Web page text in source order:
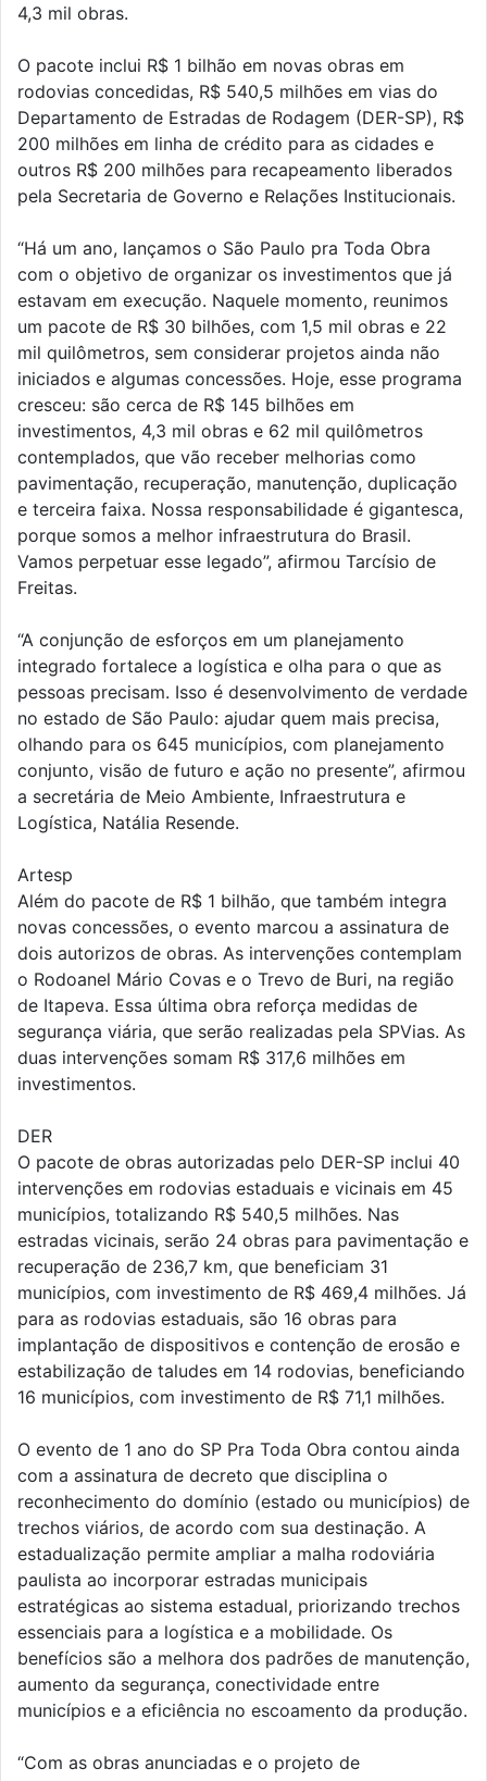
4,3 mil obras.
O pacote inclui R$ 1 bilhão em novas obras em
rodovias concedidas, R$ 540,5 milhões em vias do
Departamento de Estradas de Rodagem (DER-SP), R$
200 milhões em linha de crédito para as cidades e
outros R$ 200 milhões para recapeamento liberados
pela Secretaria de Governo e Relações Institucionais.
“Há um ano, lançamos o São Paulo pra Toda Obra
com o objetivo de organizar os investimentos que já
estavam em execução. Naquele momento, reunimos
um pacote de R$ 30 bilhões, com 1,5 mil obras e 22
mil quilômetros, sem considerar projetos ainda não
iniciados e algumas concessões. Hoje, esse programa
cresceu: são cerca de R$ 145 bilhões em
investimentos, 4,3 mil obras e 62 mil quilômetros
contemplados, que vão receber melhorias como
pavimentação, recuperação, manutenção, duplicação
e terceira faixa. Nossa responsabilidade é gigantesca,
porque somos a melhor infraestrutura do Brasil.
Vamos perpetuar esse legado”, afirmou Tarcísio de
Freitas.
“A conjunção de esforços em um planejamento
integrado fortalece a logística e olha para o que as
pessoas precisam. Isso é desenvolvimento de verdade
no estado de São Paulo: ajudar quem mais precisa,
olhando para os 645 municípios, com planejamento
conjunto, visão de futuro e ação no presente”, afirmou
a secretária de Meio Ambiente, Infraestrutura e
Logística, Natália Resende.
Artesp
Além do pacote de R$ 1 bilhão, que também integra
novas concessões, o evento marcou a assinatura de
dois autorizos de obras. As intervenções contemplam
o Rodoanel Mário Covas e o Trevo de Buri, na região
de Itapeva. Essa última obra reforça medidas de
segurança viária, que serão realizadas pela SPVias. As
duas intervenções somam R$ 317,6 milhões em
investimentos.
DER
O pacote de obras autorizadas pelo DER-SP inclui 40
intervenções em rodovias estaduais e vicinais em 45
municípios, totalizando R$ 540,5 milhões. Nas
estradas vicinais, serão 24 obras para pavimentação e
recuperação de 236,7 km, que beneficiam 31
municípios, com investimento de R$ 469,4 milhões. Já
para as rodovias estaduais, são 16 obras para
implantação de dispositivos e contenção de erosão e
estabilização de taludes em 14 rodovias, beneficiando
16 municípios, com investimento de R$ 71,1 milhões.
O evento de 1 ano do SP Pra Toda Obra contou ainda
com a assinatura de decreto que disciplina o
reconhecimento do domínio (estado ou municípios) de
trechos viários, de acordo com sua destinação. A
estadualização permite ampliar a malha rodoviária
paulista ao incorporar estradas municipais
estratégicas ao sistema estadual, priorizando trechos
essenciais para a logística e a mobilidade. Os
benefícios são a melhora dos padrões de manutenção,
aumento da segurança, conectividade entre
municípios e a eficiência no escoamento da produção.
“Com as obras anunciadas e o projeto de